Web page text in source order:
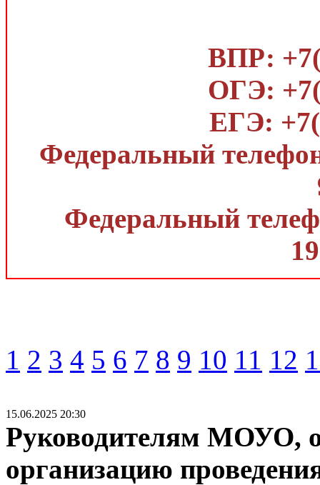
ВПР:
ОГЭ:
ЕГЭ:
Федеральный
Федеральный
1 2 3 4 5 6 7 8 9 10 11 12
15.06.2025 20:30
Руководителям МОУО,
организацию